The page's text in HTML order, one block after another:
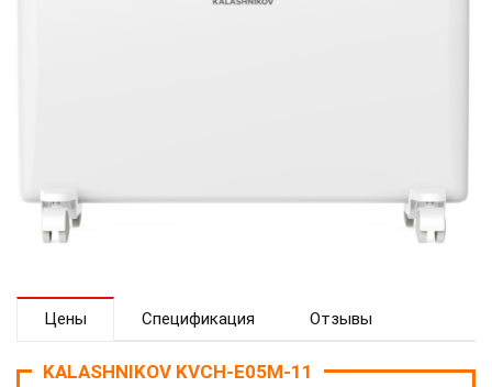
Цены Спецификация Отзывы
KALASHNIKOV KVCH-E05M-11